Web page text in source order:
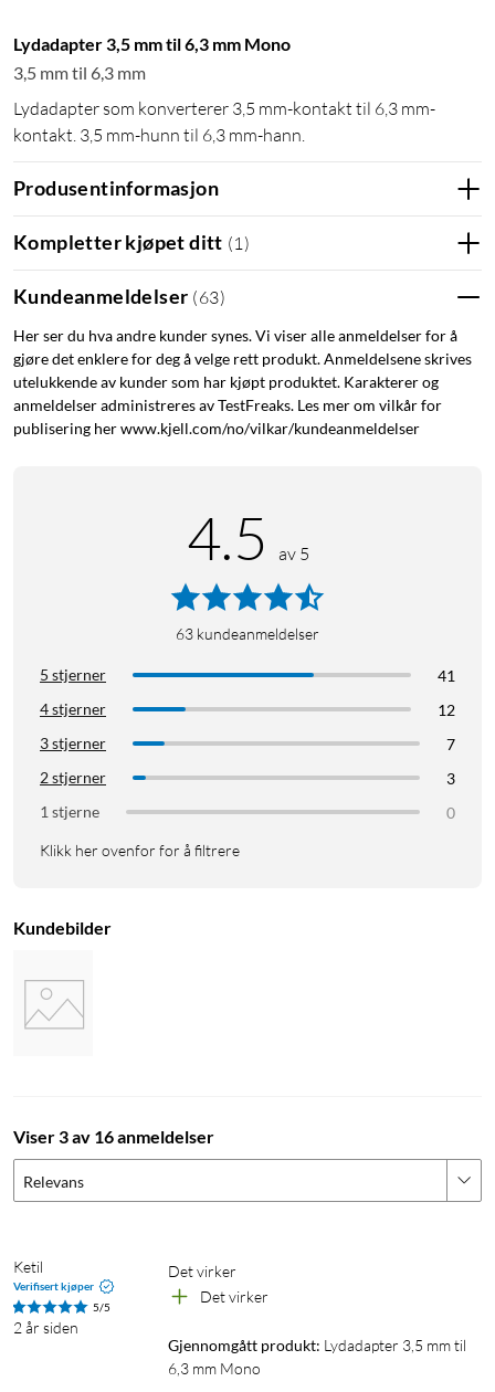
Lydadapter 3,5 mm til 6,3 mm Mono
3,5 mm til 6,3 mm
Lydadapter som konverterer 3,5 mm-kontakt til 6,3 mm-
kontakt. 3,5 mm-hunn til 6,3 mm-hann.
Produsentinformasjon
Kompletter kjøpet ditt (1)
Kundeanmeldelser (63)
Her ser du hva andre kunder synes. Vi viser alle anmeldelser for å
gjøre det enklere for deg å velge rett produkt. Anmeldelsene skrives
utelukkende av kunder som har kjøpt produktet. Karakterer og
anmeldelser administreres av TestFreaks. Les mer om vilkår for
publisering her www.kjell.com/no/vilkar/kundeanmeldelser
4.5 av 5
63 kundeanmeldelser
5 stjerner
41
4 stjerner
12
3 stjerner
7
2 stjerner
3
1 stjerne
0
Klikk her ovenfor for å filtrere
Kundebilder
Viser 3 av 16 anmeldelser
Relevans
Ketil
Verifisert kjøper
5/5
2 år siden
Det virker
Det virker
Gjennomgått produkt: Lydadapter 3,5 mm til
6,3 mm Mono